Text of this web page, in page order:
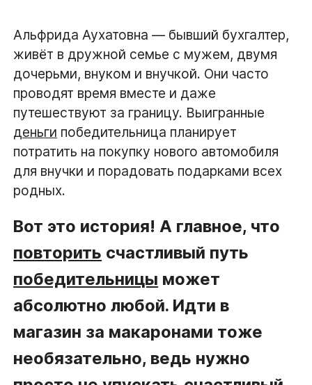
Альфрида Аухатовна — бывший бухгалтер,
живёт в дружной семье с мужем, двумя
дочерьми, внуком и внучкой. Они часто
проводят время вместе и даже
путешествуют за границу. Выигранные
деньги победительница планирует
потратить на покупку нового автомобиля
для внучки и порадовать подарками всех
родных.
Вот это история! А главное, что
повторить счастливый путь
победительницы может
абсолютно любой. Идти в
магазин за макаронами тоже
необязательно, ведь нужно